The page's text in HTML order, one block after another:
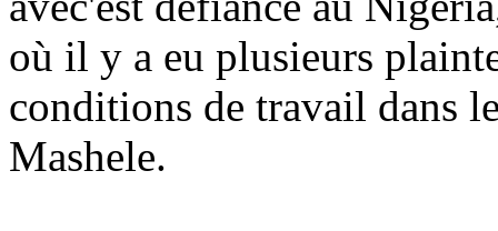
où il y a eu plusieurs
conditions de travail dans
Mashele.